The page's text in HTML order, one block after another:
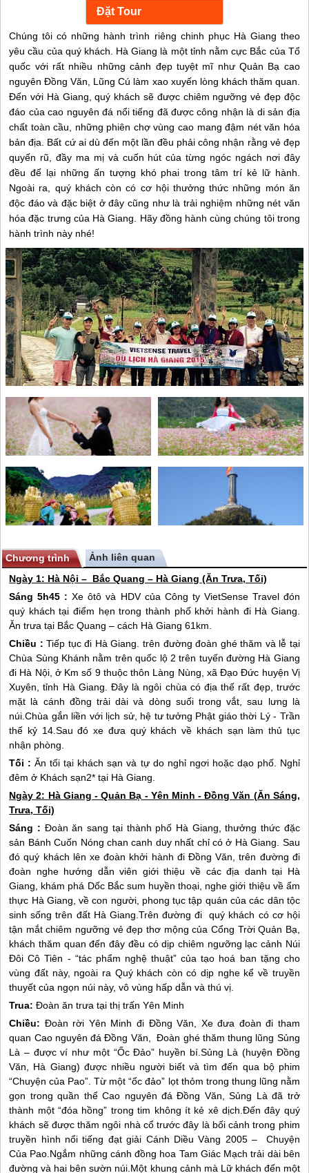
Chúng tôi có những hành trình riêng chinh phục Hà Giang theo
yêu cầu của quý khách. Hà Giang là một tỉnh nằm cực Bắc của Tổ
quốc với rất nhiều những cảnh đẹp tuyệt mĩ như Quản Bạ cao
nguyên Đồng Văn, Lũng Cú làm xao xuyến lòng khách thăm quan.
Đến với Hà Giang, quý khách sẽ được chiêm ngưỡng vẻ đẹp độc
đáo của cao nguyên đá nổi tiếng đã được công nhận là di sản địa
chất toàn cầu, những phiên chợ vùng cao mang đậm nét văn hóa
bản địa. Bất cứ ai dù đến một lần đều phải công nhận rằng vẻ đẹp
quyến rũ, đầy ma mị và cuốn hút của từng ngóc ngách nơi đây
đều để lại những ấn tượng khó phai trong tâm trí kẻ lữ hành.
Ngoài ra, quý khách còn có cơ hội thưởng thức những món ăn
độc đáo và đặc biệt ở đây cũng như là trải nghiệm những nét văn
hóa đặc trưng của Hà Giang. Hãy đồng hành cùng chúng tôi trong
hành trình này nhé!
Chương trình
Ảnh liên quan
Ngày 1: Hà Nội – Bắc Quang – Hà Giang (Ăn Trưa, Tối)
Sáng 5h45 : Xe ôtô và HDV của Công ty VietSense Travel đón
quý khách tại điểm hẹn trong thành phố khởi hành đi Hà Giang
Ăn trưa tại Bắc Quang – cách Hà Giang 61km.
Chiều : Tiếp tục đi Hà Giang . trên đường đoàn ghé thăm và lễ tại
Chùa Sùng Khánh nằm trên quốc lộ 2 trên tuyến đường Hà Giang
đi Hà Nội, ở Km số 9 thuộc thôn Làng Nùng, xã Đạo Đức huyện Vị
Xuyên, tỉnh Hà Giang . Đây là ngôi chùa có địa thế rất đẹp, trước
mặt là cánh đồng trải dài và dòng suối trong vắt, sau lưng là
núi.Chùa gắn liền với lịch sử, hệ tư tưởng Phật giáo thời Lý - Trần
thế kỷ 14.Sau đó xe đưa quý khách về khách sạn làm thủ tục
nhận phòng.
Tối : Ăn tối tại khách sạn và tự do nghỉ ngơi hoặc dạo phố. Nghỉ
đêm ở Khách sạn2* tại Hà Giang
Ngày 2: Hà Giang - Quản Bạ - Yên Minh - Đồng Văn (Ăn Sáng,
Trưa, Tối)
Sáng : Đoàn ăn sang tại thành phố Hà Giang , thưởng thức đặc
sản Bánh Cuốn Nóng chan canh duy nhất chỉ có ở Hà Giang . Sau
đó quý khách lên xe đoàn khởi hành đi Đồng Văn, trên đường đi
đoàn nghe hướng dẫn viên giới thiệu về các địa danh tại Hà
Giang , khám phá Dốc Bắc sum huyền thoại, nghe giới thiệu về ẩm
thực Hà Giang , về con người, phong tục tập quán của các dân tộc
sinh sống trên đất Hà Giang .Trên đường đi quý khách có cơ hội
tận mắt chiêm ngưỡng vẻ đẹp thơ mộng của Cổng Trời Quản Bạ,
khách thăm quan đến đây đều có dịp chiêm ngưỡng lạc cảnh Núi
Đôi Cô Tiên - “tác phẩm nghệ thuật” của tạo hoá ban tặng cho
vùng đất này, ngoài ra Quý khách còn có dịp nghe kể về truyền
thuyết của ngọn núi này, vô vùng hấp dẫn và thú vị.
Trua:Đoàn ăn trưa tại thị trấn Yên Minh
Chiều: Đoàn rời Yên Minh đi Đồng Văn, Xe đưa đoàn đi tham
quan Cao nguyên đá Đồng Văn, Đoàn ghé thăm thung lũng Sủng
Là – được ví như một “Ốc Đảo” huyền bí.Sủng Là (huyện Đồng
Văn, Hà Giang) được nhiều người biết và tìm đến qua bộ phim
“Chuyện của Pao”. Từ một “ốc đảo” lọt thỏm trong thung lũng nằm
gọn trong quần thể Cao nguyên đá Đồng Văn, Sủng Là đã trở
thành một “đóa hồng” trong tim không ít kẻ xê dịch.Đến đây quý
khách sẽ được thăm ngôi nhà cổ trước đây là bối cảnh trong phim
truyền hình nổi tiếng đạt giải Cánh Diều Vàng 2005 – Chuyện
Của Pao.Ngắm những cánh đồng hoa Tam Giác Mạch trải dài bên
đường và hai bên sườn núi.Một khung cảnh mà Lữ khách đến một